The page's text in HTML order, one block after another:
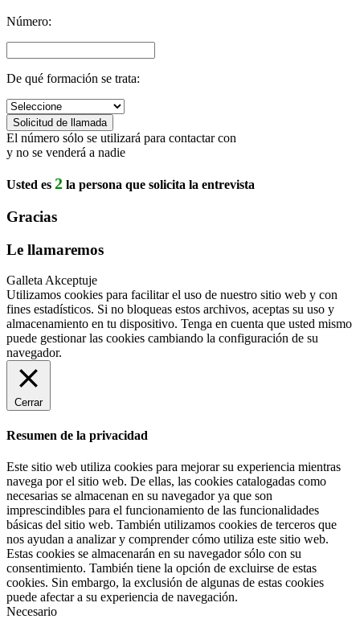
Número:
De qué formación se trata:
El número sólo se utilizará para contactar con
y no se venderá a nadie
Usted es 2 la persona que solicita la entrevista
Gracias
Le llamaremos
Galleta Akceptuje
Utilizamos cookies para facilitar el uso de nuestro sitio web y con
fines estadísticos. Si no bloqueas estos archivos, aceptas su uso y
almacenamiento en tu dispositivo. Tenga en cuenta que usted mismo
puede gestionar las cookies cambiando la configuración de su
navegador.
Cerrar
Resumen de la privacidad
Este sitio web utiliza cookies para mejorar su experiencia mientras
navega por el sitio web. De ellas, las cookies catalogadas como
necesarias se almacenan en su navegador ya que son
imprescindibles para el funcionamiento de las funcionalidades
básicas del sitio web. También utilizamos cookies de terceros que
nos ayudan a analizar y comprender cómo utiliza este sitio web.
Estas cookies se almacenarán en su navegador sólo con su
consentimiento. También tiene la opción de excluirse de estas
cookies. Sin embargo, la exclusión de algunas de estas cookies
puede afectar a su experiencia de navegación.
Necesario